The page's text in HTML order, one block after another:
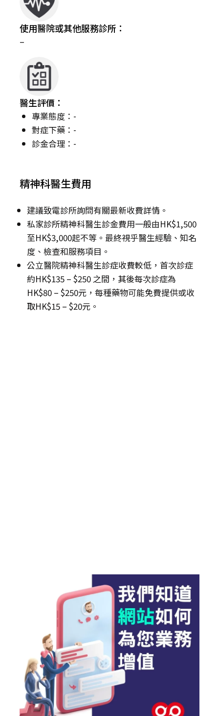
使用醫院或其他服務診所：
–
醫生評價：
專業態度：-
對症下藥：-
診金合理：-
精神科醫生費用
建議致電診所詢問有關最新收費詳情。
私家診所精神科醫生診金費用一般由HK$1,500
至HK$3,000起不等。最終視乎醫生經驗、知名
度、檢查和服務項目。
公立醫院精神科醫生診症收費較低，首次診症
約HK$135 – $250 之間，其後每次診症為
HK$80 – $250元，每種藥物可能免費提供或收
取HK$15 – $20元。